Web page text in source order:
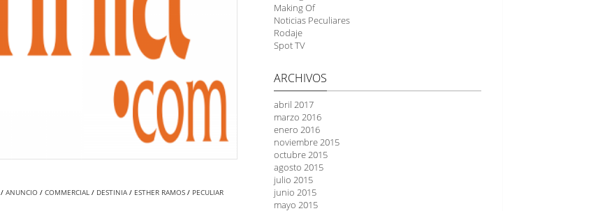
/ ANUNCIO / COMMERCIAL / DESTINIA / ESTHER RAMOS / PECULIAR
Making Of
Noticias Peculiares
Rodaje
Spot TV
ARCHIVOS
abril 2017
marzo 2016
enero 2016
noviembre 2015
octubre 2015
agosto 2015
julio 2015
junio 2015
mayo 2015